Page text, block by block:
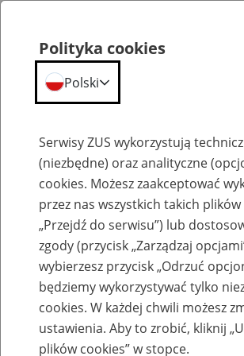
Emerytury
Baza zlikwidowanych
przekształconych
Polityka cookies
Polski
Serwisy ZUS wykorzystują
(niezbędne) oraz analityczne
cookies. Możesz zaakceptować
przez nas wszystkich takich
„Przejdź do serwisu”) lub
zgody (przycisk „Zarządzaj
wybierzesz przycisk „Odrzuć
będziemy wykorzystywać tylko
cookies. W każdej chwili możesz
ustawienia. Aby to zrobić, kliknij
plików cookies” w stopce.